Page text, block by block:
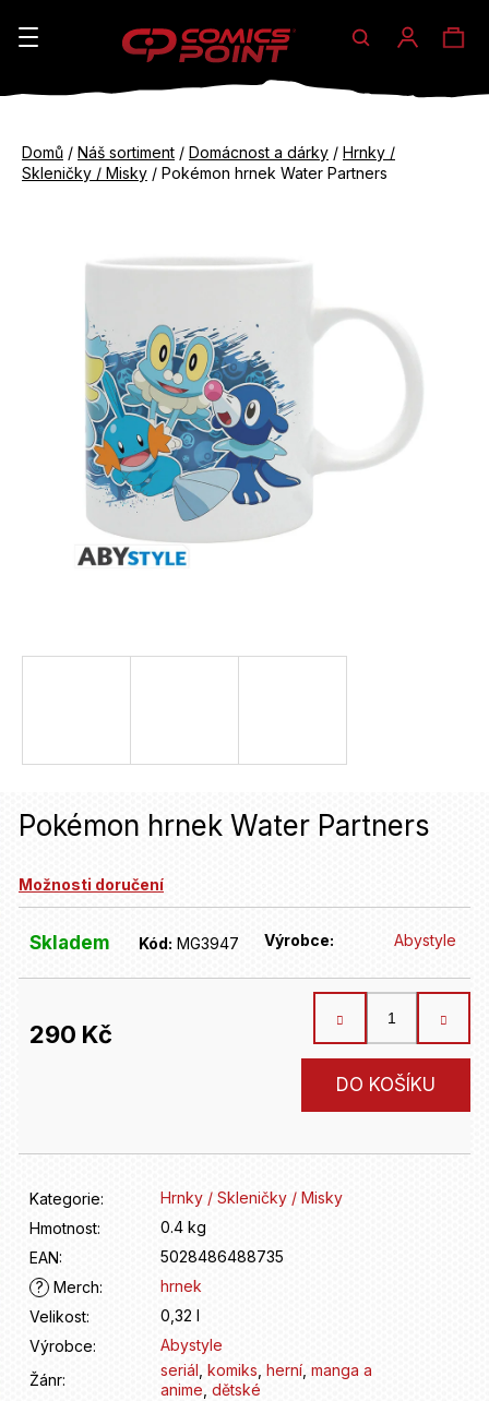
Hledat
Domů / Náš sortiment / Domácnost a dárky / Hrnky /
Skleničky / Misky / Pokémon hrnek Water Partners
Pokémon hrnek Water Partners
Možnosti doručení
Skladem Kód: MG3947 Výrobce: Abystyle
290 Kč
DO KOŠÍKU
Kategorie:
Hrnky / Skleničky / Misky
Hmotnost:
0.4 kg
EAN:
5028486488735
? Merch:
hrnek
Velikost:
0,32 l
Výrobce:
Abystyle
Žánr:
seriál, komiks, herní, manga a
anime, dětské
K
do
do
t
HLEDAT
D
p
o
u
e
m
e